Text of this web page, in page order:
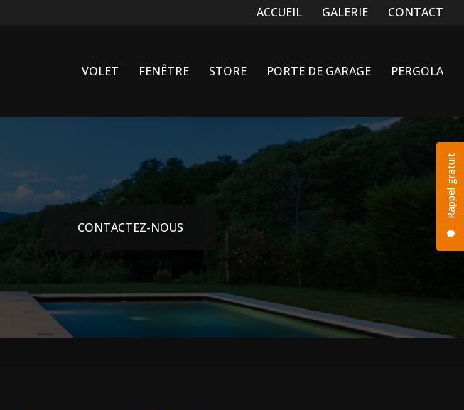
Navigation secondaire
ACCUEIL GALERIE CONTACT
Rappel gratuit
VOLET FENÊTRE STORE PORTE DE GARAGE PERGOLA
CONTACTEZ-NOUS